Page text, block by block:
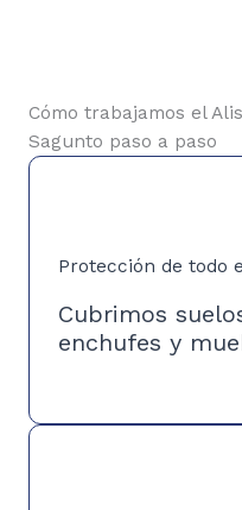
Cómo trabajamos el
Sagunto paso a paso
Protección de todo
Cubrimos
enchufes y